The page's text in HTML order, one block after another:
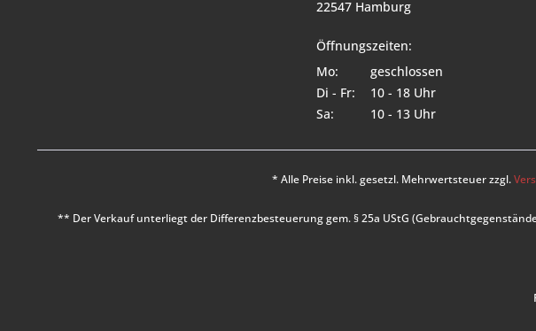
22547 Hamburg
Öffnungszeiten:
Mo:
geschlossen
Di - Fr:
10 - 18 Uhr
Sa:
10 - 13 Uhr
* Alle Preise inkl. gesetzl. Mehrwertsteuer zzgl.
** Der Verkauf unterliegt der Differenzbesteuerung gem. § 25a UStG